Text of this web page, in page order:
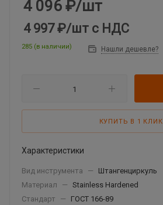
4 096 ₽/шт
4 997 ₽/шт с НДС
285 (в наличии) Нашли дешевле?
КУПИТЬ В 1 КЛИК
Характеристики
Вид инструмента —
Штангенциркуль
Материал
— Stainless Hardened
Стандарт
—
ГОСТ 166-89